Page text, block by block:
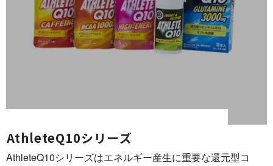
AthleteQ10 シ リ ー ズ
AthleteQ10シリーズはエネルギー産生に重要な還元型コ